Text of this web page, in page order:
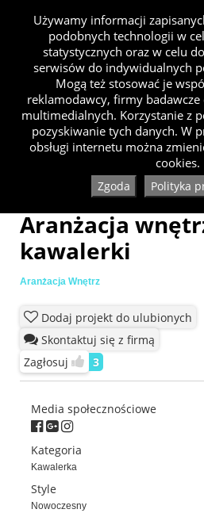
Aranżacja
kawalerki
Aranżacja Wnętrz
Dodaj projekt do ulubionych
Skontaktuj się z firmą
Zagłosuj
3
Media społecznościowe
Kategoria
Kawalerka
Style
Nowoczesny
Używamy informacji
podobnych technologii w
statystycznych oraz w celu
serwisów do indywidualnych
Mogą też stosować je
reklamodawcy, firmy
multimedialnych. Korzystanie z
pozyskiwanie tych danych. W
obsługi internetu można
cookies.
Zgoda Polityka